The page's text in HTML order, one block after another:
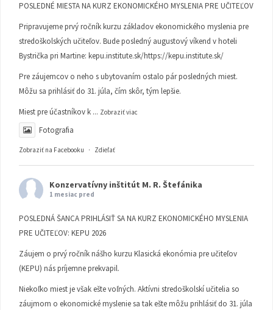
POSLEDNÉ MIESTA NA KURZ EKONOMICKÉHO MYSLENIA PRE UČITEĽOV
Pripravujeme prvý ročník kurzu základov ekonomického myslenia pre
stredoškolských učiteľov. Bude posledný augustový víkend v hoteli
Bystrička pri Martine: kepu.institute.sk/https://kepu.institute.sk/
Pre záujemcov o neho s ubytovaním ostalo pár posledných miest.
Môžu sa prihlásiť do 31. júla, čím skôr, tým lepšie.
Miest pre účastníkov k ... Zobraziť viac
Fotografia
Zobraziť na Facebooku · Zdieľať
Konzervatívny inštitút M. R. Štefánika
1 mesiac pred
POSLEDNÁ ŠANCA PRIHLÁSIŤ SA NA KURZ EKONOMICKÉHO MYSLENIA
PRE UČITEĽOV: KEPU 2026
Záujem o prvý ročník nášho kurzu Klasická ekonómia pre učiteľov
(KEPU) nás príjemne prekvapil.
Niekoľko miest je však ešte voľných. Aktívni stredoškolskí učitelia so
záujmom o ekonomické myslenie sa tak ešte môžu prihlásiť do 31. júla